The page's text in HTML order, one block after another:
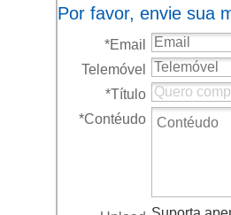
Por favor, envie sua
*Email
Telemóvel
*Título
*Contéudo